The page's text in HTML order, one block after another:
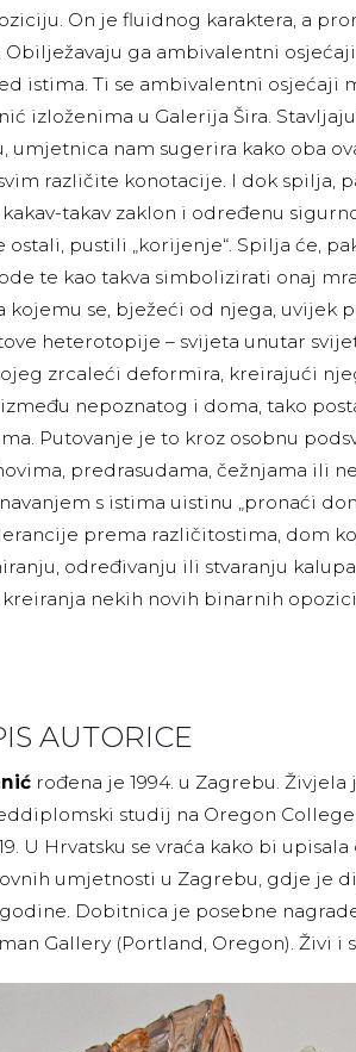
On je fluidnog karaktera, a
Obilježavaju ga ambivalentni
istima. Ti se ambivalentni osjećaji
izloženima u Galerija Šira.
umjetnica nam sugerira kako oba
različite konotacije. I dok spilja,
takav zaklon i određenu
ostali, pustili „korijenje“. Spilja će,
te kao takva simbolizirati onaj
kojemu se, bježeći od njega, uvijek
heterotopije – svijeta unutar
zrcaleći deformira, kreirajući
nepoznatog i doma, tako
Putovanje je to kroz osobnu
predrasudama, čežnjama ili
s istima uistinu „pronaći
prema različitostima, dom
određivanju ili stvaranju
kreiranja nekih novih binarnih
AUTORICE
rođena je 1994. u Zagrebu. Živjela
studij na Oregon College
U Hrvatsku se vraća kako bi
umjetnosti u Zagrebu, gdje je
Dobitnica je posebne
Gallery (Portland, Oregon). Živi i